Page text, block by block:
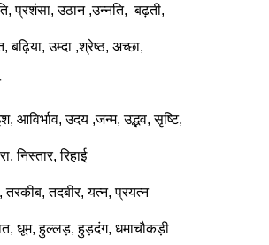
प्रशंसा, उठान ,उन्नति, बढ़ती,
बढ़िया, उम्दा ,श्रेष्ठ, अच्छा,
आविर्भाव, उदय ,जन्म, उद्भव, सृष्टि,
निस्तार, रिहाई
तदबीर, यत्न, प्रयत्न
धूम, हुल्लड़, हुड़दंग, धमाचौकड़ी